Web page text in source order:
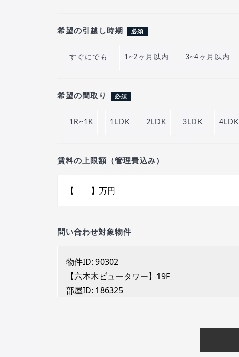
希望の引越し時期 必須
すぐにでも 1~2ヶ月以内 3~4ヶ月以内
希望の間取り 必須
1R~1K 1LDK 2LDK 3LDK 4LDK
賃料の上限額（管理費込み）
問い合わせ対象物件